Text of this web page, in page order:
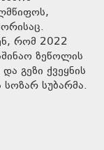
რომ 2022
ზეწოლის
გეზი ქვეყნის
სოზარ სუბარმა.